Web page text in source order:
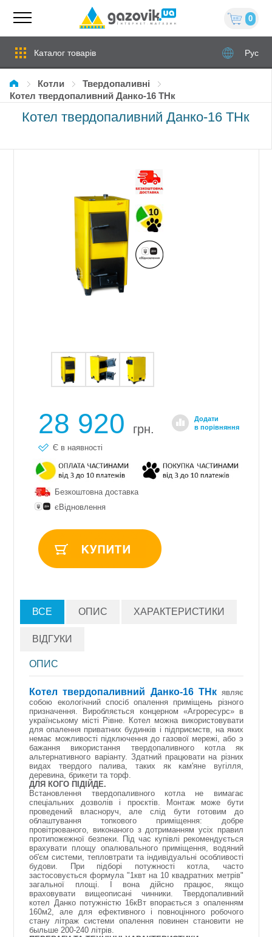
0
Каталог товарів Рус
Котли
твердопаливні
Котел твердопаливний Данко-16 ТНк
Котел твердопаливний Данко-16 ТНк
28 920 грн.
Додати
в порівняння
Є в наявності
Безкоштовна доставка
єВідновлення
ВСЕ ОПИС ХАРАКТЕРИСТИКИ
ВІДГУКИ
ОПИС
Котел твердопаливний Данко-16 ТНк являє
собою екологічний спосіб опалення приміщень різного
призначення. Виробляється концерном «Агроресурс» в
українському місті Рівне. Котел можна використовувати
для опалення приватних будинків і підприємств, на яких
немає можливості підключення до газової мережі, або э
бажання використання твердопаливного котла як
альтернативного варіанту. Здатний працювати на різних
видах твердого палива, таких як кам'яне вугілля,
деревина, брикети та торф.
ДЛЯ КОГО ПІДІЙДЕ.
Встановлення твердопаливного котла не вимагає
спеціальних дозволів і проєктів. Монтаж може бути
проведений власноруч, але слід бути готовим до
облаштування топкового приміщення: добре
провітрюваного, виконаного з дотриманням усіх правил
протипожежної безпеки. Під час купівлі рекомендується
врахувати площу опалювального приміщення, водяний
об'єм системи, тепловтрати та індивідуальні особливості
будови. При підборі потужності котла, часто
застосовується формула "1квт на 10 квадратних метрів"
загальної площі. І вона дійсно працює, якщо
враховувати вищеописані чинники. Твердопаливний
котел Данко потужністю 16кВт впорається з опаленням
160м2, але для ефективного і повноцінного робочого
стану літраж системи опалення повинен становити не
быльше 200-240 літрів.